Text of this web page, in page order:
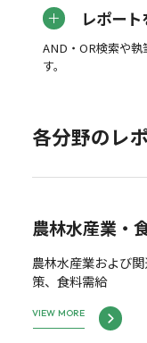
レポー
AND・OR検索や執
す。
各分野のレ
農林水産業・
農林水産業および
策、食料需給
VIEW MORE